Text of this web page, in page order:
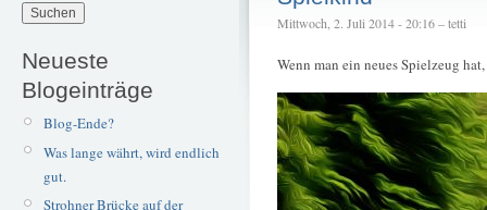
Neueste
Blogeinträge
Blog-Ende?
Was lange währt, wird endlich
gut.
Strohner Brücke auf der
Mittwoch, 2. Juli 2014 - 20:16 – tetti
Wenn man ein neues Spielzeug